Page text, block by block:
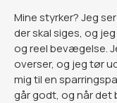
Mine styrker? Jeg
der skal siges, og
og reel bevægelse.
overser, og jeg tør
mig til en
går godt, og når det